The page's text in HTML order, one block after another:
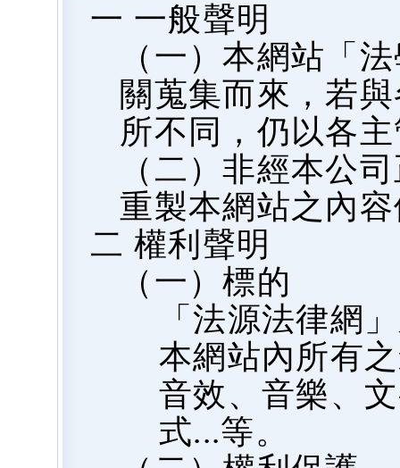
一 一般聲明
（一）本網站「
關蒐集而來，若
所不同，仍以各
（二）非經本公
重製本網站之內
二 權利聲明
（一）標的
「法源法律網
本網站內所有
音效、音樂、
式...等。